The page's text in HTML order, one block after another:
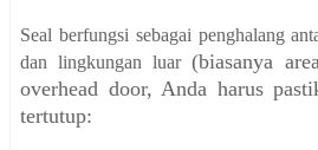
Seal berfungsi sebagai penghalang
dan lingkungan luar (biasanya
overhead door, Anda harus
tertutup: